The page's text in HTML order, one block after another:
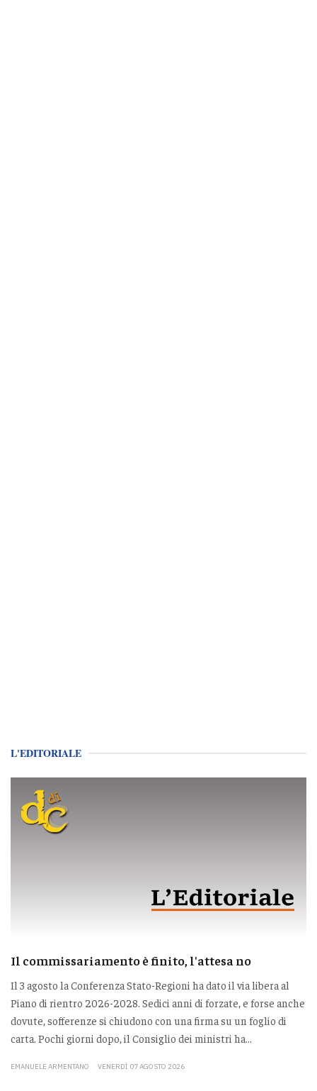
L'EDITORIALE
Il commissariamento è finito, l'attesa no
Il 3 agosto la Conferenza Stato-Regioni ha dato il via libera al
Piano di rientro 2026-2028. Sedici anni di forzate, e forse anche
dovute, sofferenze si chiudono con una firma su un foglio di
carta. Pochi giorni dopo, il Consiglio dei ministri ha...
EMANUELE ARMENTANO VENERDÌ 07 AGOSTO 2026